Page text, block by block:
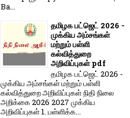
Ba...
தமிழக பட்ஜெட் 2026 -
முக்கிய அம்சங்கள்
மற்றும் பள்ளி
கல்வித்துறை
அறிவிப்புகள் pdf
தமிழக பட்ஜெட் 2026 -
முக்கிய அம்சங்கள் மற்றும் பள்ளி
கல்வித்துறை அறிவிப்புகள் நிதி நிலை
அறிக்கை 2026 2027 முக்கிய
அறிவிப்புகள் 1. பள்ளிக்க...